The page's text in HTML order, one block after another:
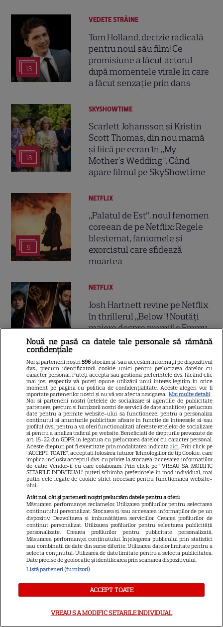
13
VEDETE STRĂINE
Tom Holland, decizie radicală
pentru noul său film! Ce
promisiune a făcut actorul
după momentele virale în care
a făcut senzație prin dans
13
SKYSHOWTIME
Scarlett Johansson și Kristin
Scott Thomas, din nou mamă
și fiică pe ecran în „My
Mother's Wedding”. Când
apare filmul pe SkyShowtime
5
NETFLIX
„Palatul de Est”, noul fenomen
coreean de pe Netflix: Regele
blestemat, fantomele și
exorcistul care sfidează
moartea
NETFLIX
Josh Hartnett revine pe Netflix
în thrillerul „Below”! Noutăți
majore despre premiile Emmy
și noul serial Dan Brown
3
DISNEY PLUS
Care-i buna și care-i reaua?
Emmy Rossum revine
spectaculos pe Disney+ în
thrillerul psihologic „Furie și
seducție”
ŞTIRI
VEDETE ROMÂNEŞTI
Vedete din România care au
ales nume speciale pentru
copii: de la Nina, fetița Laurei
Josephine a Ginei Pistol
Exclusiv TELEVIZIUNE
Nouă ne pasă ca datele tale personale să rămână
confidențiale
Noi și partenerii noștri596 stocăm și/sau accesăm informații pe dispozitivul
dvs., precum identificatorii cookie unici pentru prelucrarea datelor cu
caracter personal. Puteți accepta sau gestiona preferințele dvs. făcând clic
mai jos, respectiv vă puteți opune utilizării unui interes legitim în orice
moment pe pagina cu politica de confidențialitate. Aceste alegeri vor fi
raportate partenerilor noștri și nu vă vor afecta navigarea. Mai multe detalii
Noi si partenerii nostri (retelele de socializare si agentiile de publicitate
partenere, precum si furnizorii nostri de servicii de date analitice) prelucram
date pentru a permite website-ului sa functioneze, pentru a personaliza
continutul si anunturile publicitare afisate in functie de interesele si/sau
profilul dvs., pentru a va oferi functionalitati aferente retelelor de socializare
si pentru a analiza traficul pe website. Beneficiati de drepturile prevazute de
art. 15-22 din GDPR in legatura cu prelucrarea datelor cu caracter personal.
Aceste drepturi pot fi exercitate prin modalitatea indicataaici. Prin click pe
“ACCEPT TOATE”, acceptati folosirea tuturor Tehnologiilor de tip Cookie, care
implica inclusiv acceptul dvs. cu privire la stocarea/accesarea informatiilor
de catre Vendor-ii cu care colaboram. Prin click pe “VREAU SA MODIFIC
SETARILE INDIVIDUAL” puteti schimba preferintele in mod individual, mai
putin cele legate de cookie strict necesare pentru functionarea website-
ului.
Atât noi, cât și partenerii noștri prelucrăm datele pentru a oferi:
Măsurarea performanței reclamelor. Utilizarea profilurilor pentru selectarea
conținutului personalizat. Stocarea și/sau accesarea informațiilor de pe un
dispozitiv. Dezvoltarea și îmbunătățirea serviciilor. Crearea profilurilor de
conținut personalizat. Utilizarea profilurilor pentru selectarea publicității
personalizate. Crearea profilurilor pentru publicitate personalizată.
Măsurarea performanței conținutului. Înțelegerea publicului prin statistici
sau combinații de date din surse diferite. Utilizarea datelor limitate pentru a
selecta conținutul. Utilizarea de date limitate pentru a selecta publicitatea.
Date precise de geolocație și identificarea prin scanarea dispozitivului.
Listă parteneri (furnizori)
ACCEPT TOATE
VREAU SA MODIFIC SETARILE INDIVIDUAL